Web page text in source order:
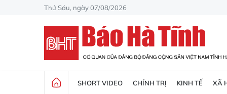
Thứ Sáu, ngày 07/08/2026
SHORT VIDEO CHÍNH TRỊ KINH TẾ XÃ